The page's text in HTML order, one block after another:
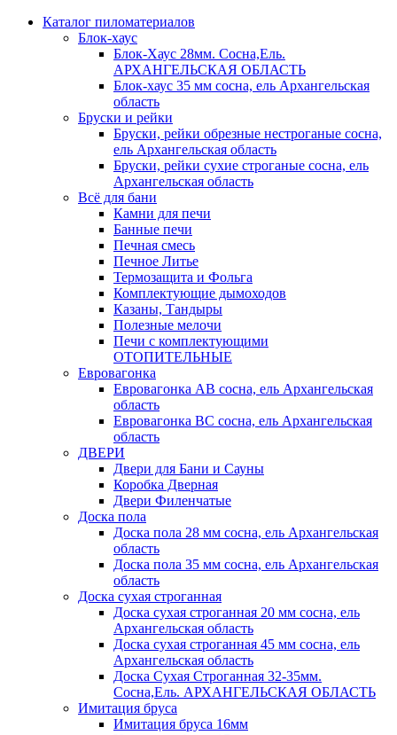
Каталог пиломатериалов
Блок-хаус
Блок-Хаус 28мм. Сосна,Ель.
АРХАНГЕЛЬСКАЯ ОБЛАСТЬ
Блок-хаус 35 мм сосна, ель Архангельская
область
Бруски и рейки
Бруски, рейки обрезные нестроганые сосна,
ель Архангельская область
Бруски, рейки сухие строганые сосна, ель
Архангельская область
Всё для бани
Камни для печи
Банные печи
Печная смесь
Печное Литье
Термозащита и Фольга
Комплектующие дымоходов
Казаны, Тандыры
Полезные мелочи
Печи с комплектующими
ОТОПИТЕЛЬНЫЕ
Евровагонка
Евровагонка АВ сосна, ель Архангельская
область
Евровагонка ВС сосна, ель Архангельская
область
ДВЕРИ
Двери для Бани и Сауны
Коробка Дверная
Двери Филенчатые
Доска пола
Доска пола 28 мм сосна, ель Архангельская
область
Доска пола 35 мм сосна, ель Архангельская
область
Доска сухая строганная
Доска сухая строганная 20 мм сосна, ель
Архангельская область
Доска сухая строганная 45 мм сосна, ель
Архангельская область
Доска Сухая Строганная 32-35мм.
Сосна,Ель. АРХАНГЕЛЬСКАЯ ОБЛАСТЬ
Имитация бруса
Имитация бруса 16мм